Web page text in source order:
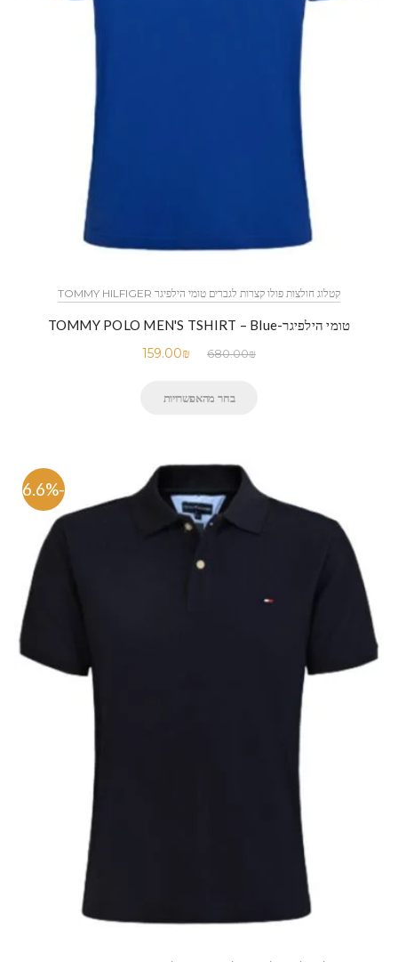
קטלוג חולצות פולו קצרות לגברים טומי הילפיגר TOMMY HILFIGER
טומי הילפיגר-TOMMY POLO MEN'S TSHIRT – Blue
680.00₪
159.00₪
בחר מהאפשרויות
-76.6%